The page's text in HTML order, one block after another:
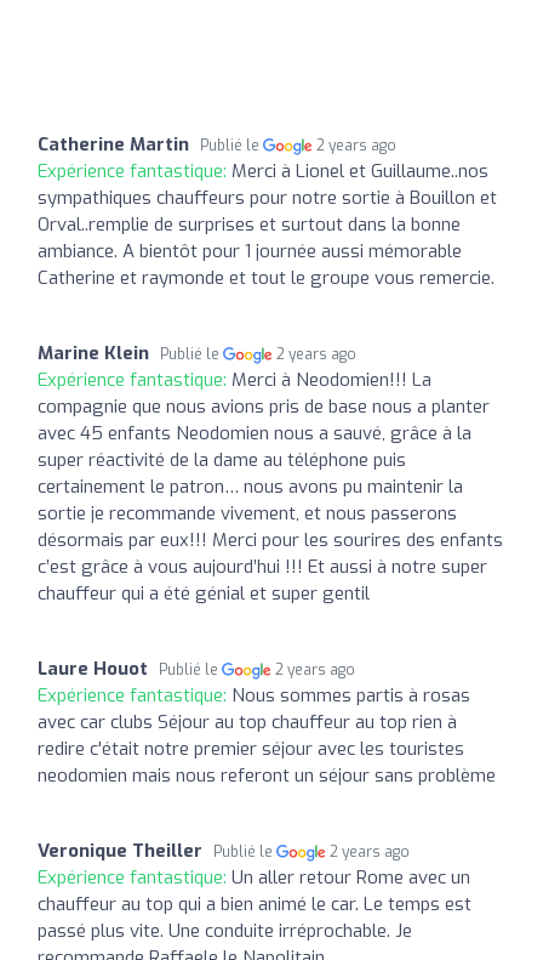
Catherine Martin Publié le 2 years ago
Expérience fantastique: Merci à Lionel et Guillaume..nos
sympathiques chauffeurs pour notre sortie à Bouillon et
Orval..remplie de surprises et surtout dans la bonne
ambiance. A bientôt pour 1 journée aussi mémorable
Catherine et raymonde et tout le groupe vous remercie.
Marine Klein Publié le 2 years ago
Expérience fantastique: Merci à Neodomien!!! La
compagnie que nous avions pris de base nous a planter
avec 45 enfants Neodomien nous a sauvé, grâce à la
super réactivité de la dame au téléphone puis
certainement le patron… nous avons pu maintenir la
sortie je recommande vivement, et nous passerons
désormais par eux!!! Merci pour les sourires des enfants
c’est grâce à vous aujourd’hui !!! Et aussi à notre super
chauffeur qui a été génial et super gentil
Laure Houot Publié le 2 years ago
Expérience fantastique: Nous sommes partis à rosas
avec car clubs Séjour au top chauffeur au top rien à
redire c'était notre premier séjour avec les touristes
neodomien mais nous referont un séjour sans problème
Veronique Theiller Publié le 2 years ago
Expérience fantastique: Un aller retour Rome avec un
chauffeur au top qui a bien animé le car. Le temps est
passé plus vite. Une conduite irréprochable. Je